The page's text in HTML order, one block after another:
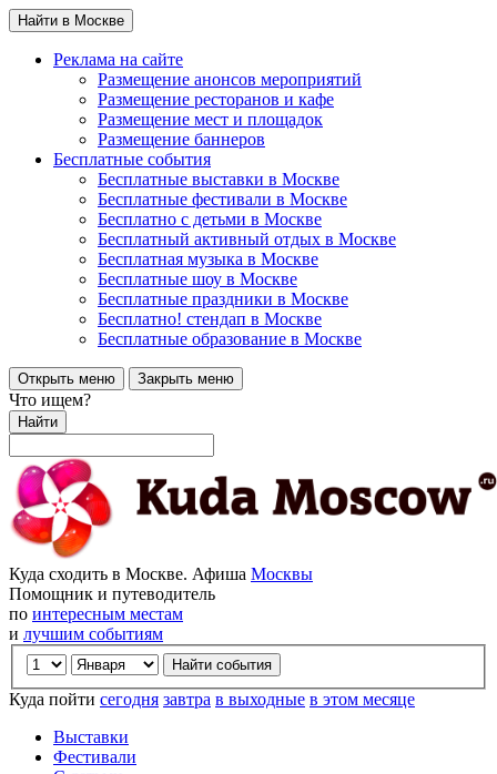
Найти в Москве
Реклама на сайте
Размещение анонсов мероприятий
Размещение ресторанов и кафе
Размещение мест и площадок
Размещение баннеров
Бесплатные события
Бесплатные выставки в Москве
Бесплатные фестивали в Москве
Бесплатно с детьми в Москве
Бесплатный активный отдых в Москве
Бесплатная музыка в Москве
Бесплатные шоу в Москве
Бесплатные праздники в Москве
Бесплатно! стендап в Москве
Бесплатные образование в Москве
Открыть меню Закрыть меню
Что ищем?
Найти
Куда сходить в Москве. Афиша Москвы
Помощник и путеводитель
по интересным местам
и лучшим событиям
Куда пойти сегодня завтра в выходные в этом месяце
Выставки
Фестивали